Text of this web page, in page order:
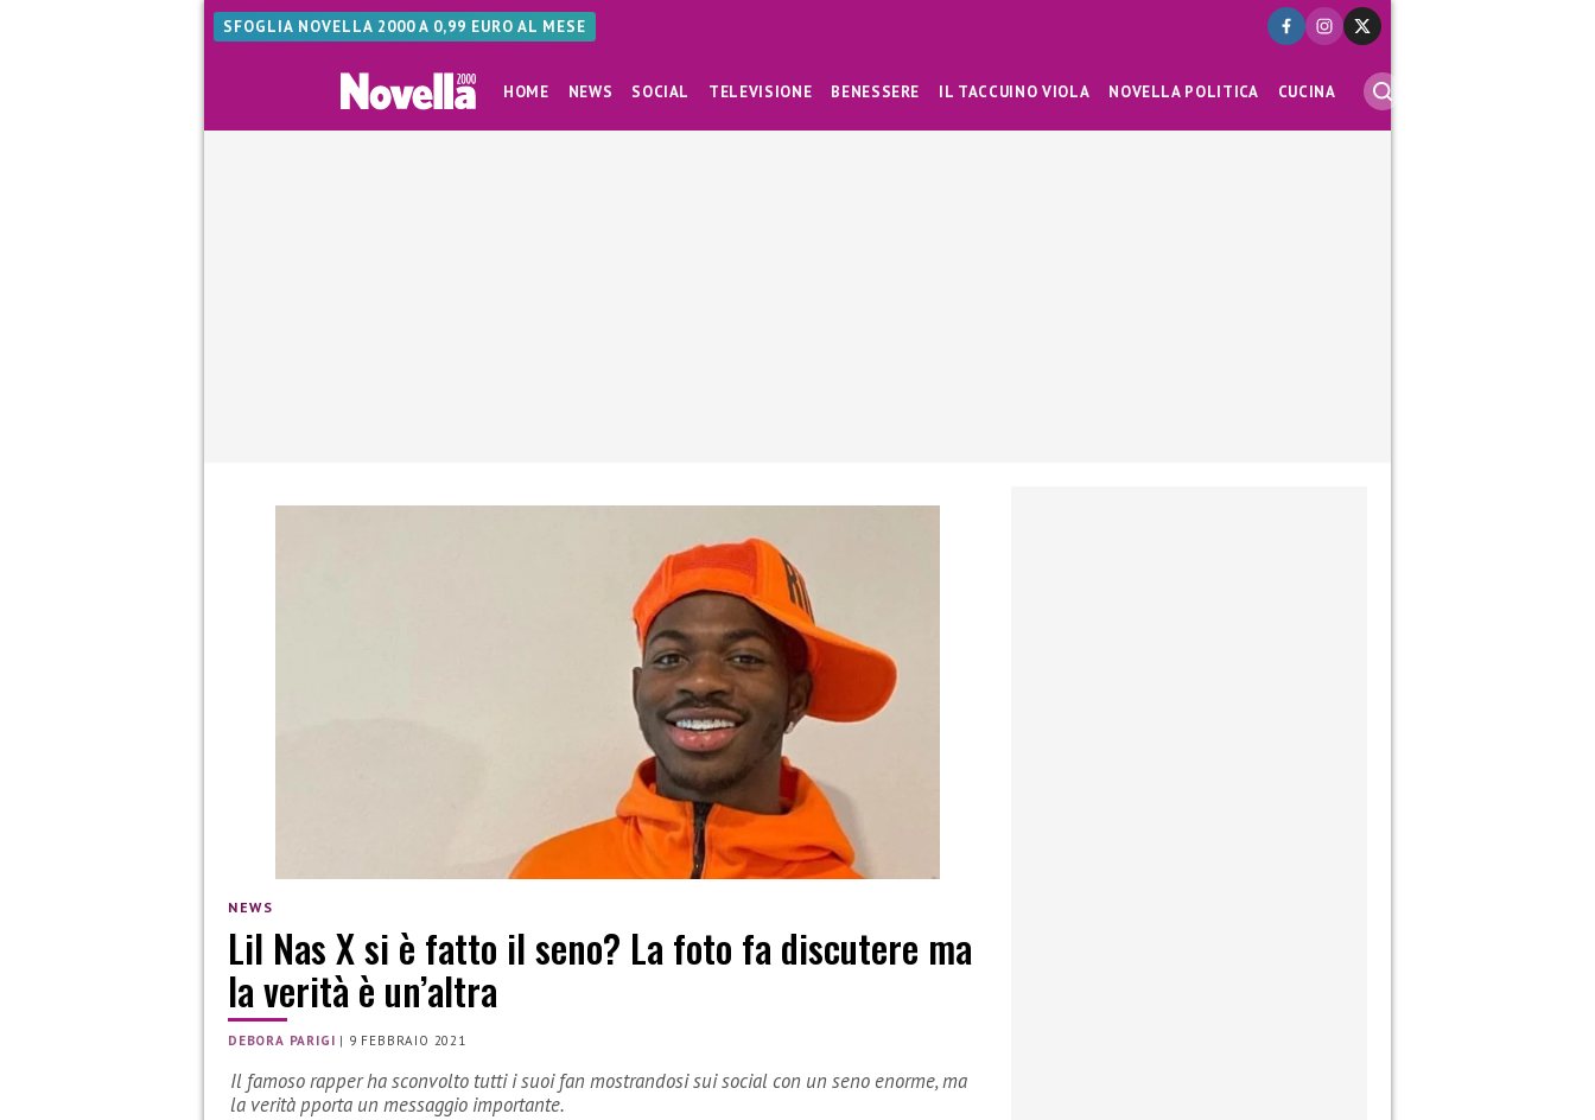
SFOGLIA NOVELLA 2000 A 0,99 EURO AL MESE
HOME NEWS SOCIAL TELEVISIONE BENESSERE IL TACCUINO VIOLA NOVELLA POLITICA CUCINA
NEWS
Lil Nas X si è fatto il seno? La foto fa discutere ma
la verità è un’altra
DEBORA PARIGI | 9 FEBBRAIO 2021
Il famoso rapper ha sconvolto tutti i suoi fan mostrandosi sui social con un seno enorme, ma
la verità pporta un messaggio importante.